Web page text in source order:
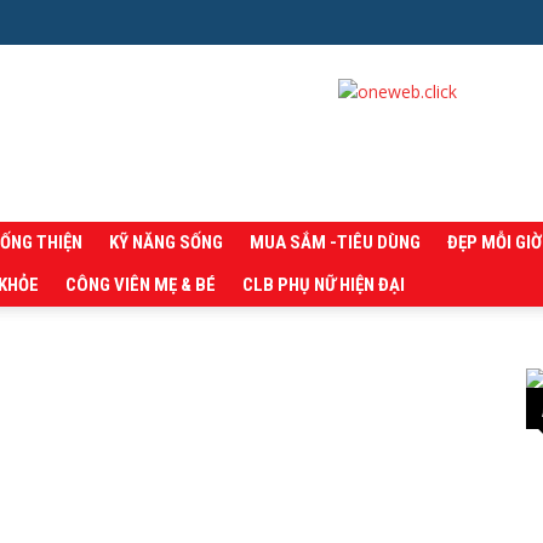
THIỆN KỸ NĂNG SỐNG MUA SẮM -TIÊU DÙNG ĐẸP MỖI GIỜ
CÔNG VIÊN MẸ & BÉ CLB PHỤ NỮ HIỆN ĐẠI